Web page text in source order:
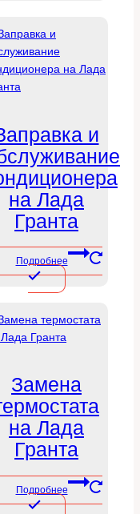
и
на Лада
Гранта
Подробнее
Замена
на Лада
Гранта
Подробнее